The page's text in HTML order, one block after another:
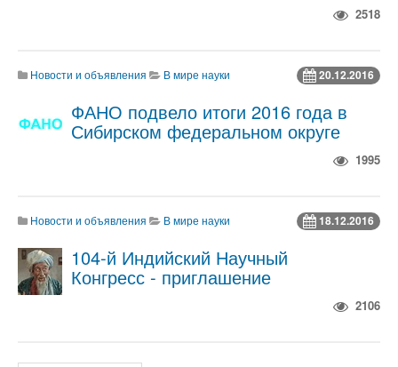
2518
20.12.2016
Новости и объявления В мире науки
ФАНО подвело итоги 2016 года в
Сибирском федеральном округе
1995
18.12.2016
Новости и объявления В мире науки
104-й Индийский Научный
Конгресс - приглашение
2106